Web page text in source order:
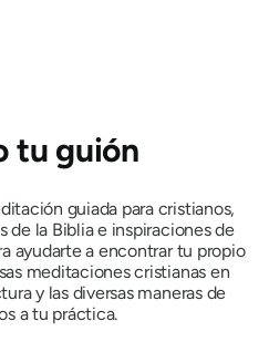
tu guión
guiada para cristianos,
de la Biblia e inspiraciones de
ayudarte a encontrar tu propio
meditaciones cristianas en
y las diversas maneras de
a tu práctica.